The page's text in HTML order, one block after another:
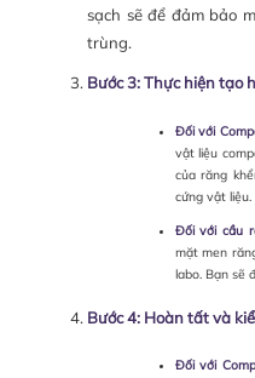
sạch sẽ để đảm bảo
trùng.
Bước 3: Thực hiện tạo
Đối với
vật liệu
của răng
cứng vật liệu.
Đối với cầu
mặt men
labo. Bạn sẽ
Bước 4: Hoàn tất và
Đối với